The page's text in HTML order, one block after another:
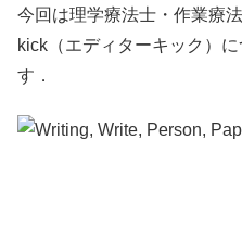
今回は理学療法士・作業療
kick（エディターキック）
す．